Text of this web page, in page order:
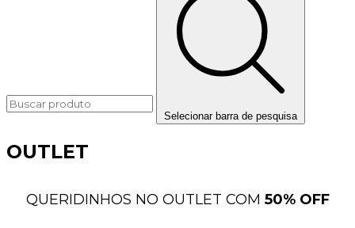
Selecionar barra de pesquisa
OUTLET
QUERIDINHOS NO OUTLET COM 50% OFF